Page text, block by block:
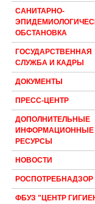
САНИТАРНО-
ОБСТАНОВКА
ГОСУДАРСТВЕННАЯ
СЛУЖБА И КАДРЫ
ДОКУМЕНТЫ
ПРЕСС-ЦЕНТР
ДОПОЛНИТЕЛЬНЫЕ
ИНФОРМАЦИОННЫЕ
РЕСУРСЫ
НОВОСТИ
РОСПОТРЕБНАДЗОР
ФБУЗ "ЦЕНТР